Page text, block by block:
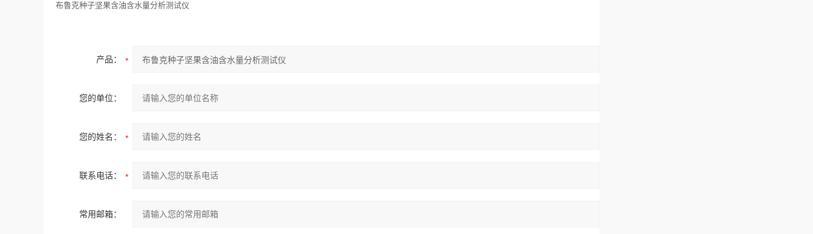
布鲁克种子坚果含油含水量分析测试仪
产品：
您的单位：
您的姓名：
联系电话：
常用邮箱：